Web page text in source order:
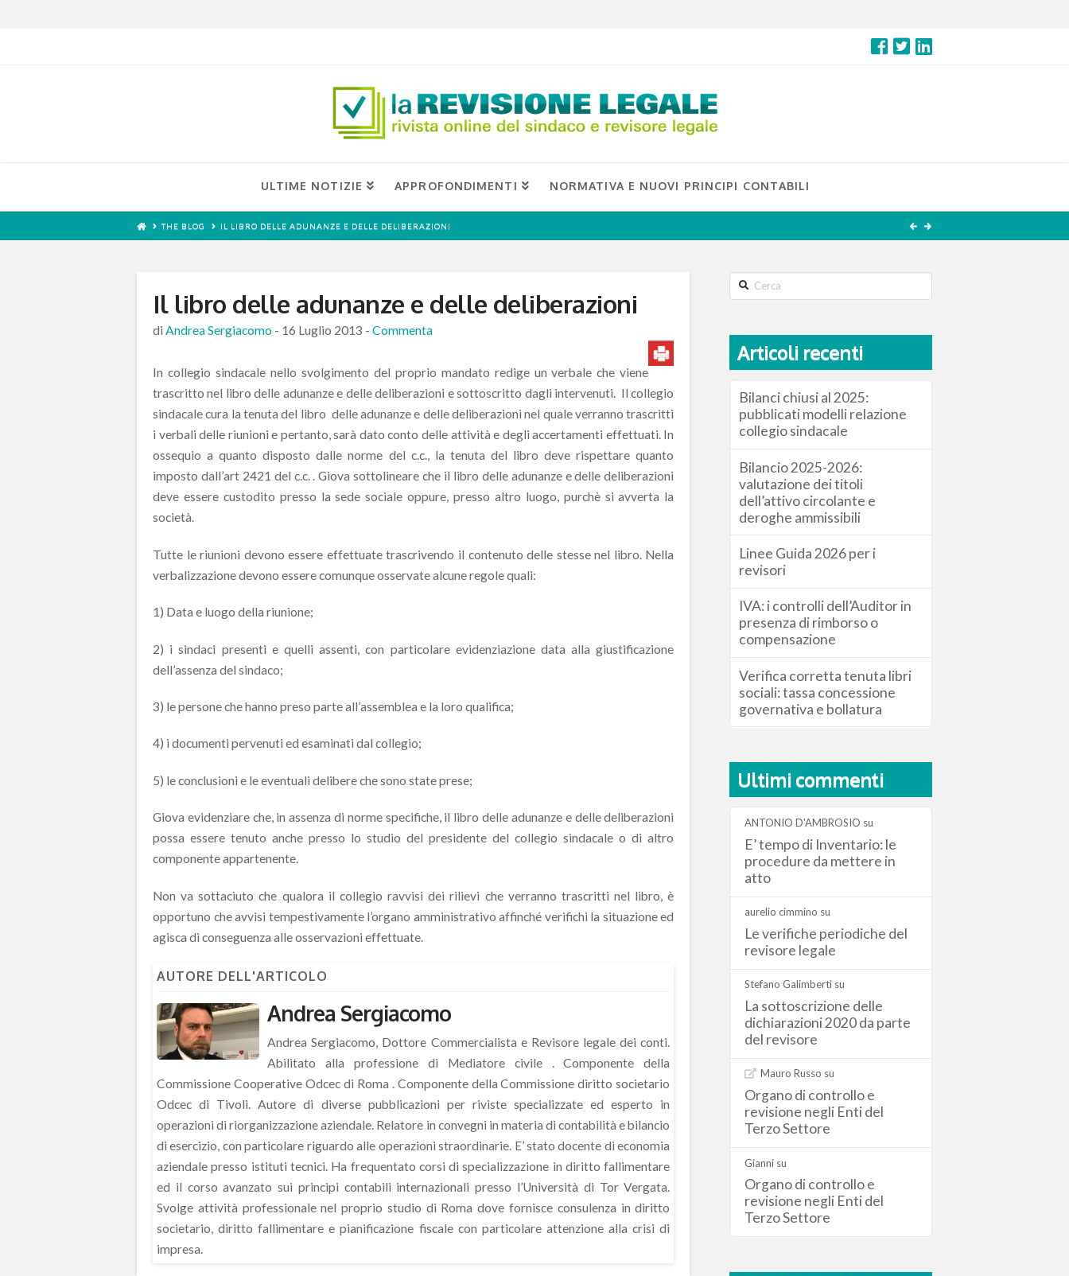
ULTIME NOTIZIE APPROFONDIMENTI NORMATIVA E NUOVI PRINCIPI CONTABILI
THE BLOG IL LIBRO DELLE ADUNANZE E DELLE DELIBERAZIONI
Il libro delle adunanze e delle deliberazioni
di Andrea Sergiacomo - 16 Luglio 2013 - Commenta
In collegio sindacale nello svolgimento del proprio mandato redige un verbale che viene
trascritto nel libro delle adunanze e delle deliberazioni e sottoscritto dagli intervenuti. Il collegio
sindacale cura la tenuta del libro delle adunanze e delle deliberazioni nel quale verranno trascritti
i verbali delle riunioni e pertanto, sarà dato conto delle attività e degli accertamenti effettuati. In
ossequio a quanto disposto dalle norme del c.c., la tenuta del libro deve rispettare quanto
imposto dall’art 2421 del c.c. . Giova sottolineare che il libro delle adunanze e delle deliberazioni
deve essere custodito presso la sede sociale oppure, presso altro luogo, purchè si avverta la
società.
Tutte le riunioni devono essere effettuate trascrivendo il contenuto delle stesse nel libro. Nella
verbalizzazione devono essere comunque osservate alcune regole quali:
1) Data e luogo della riunione;
2) i sindaci presenti e quelli assenti, con particolare evidenziazione data alla giustificazione
dell’assenza del sindaco;
3) le persone che hanno preso parte all’assemblea e la loro qualifica;
4) i documenti pervenuti ed esaminati dal collegio;
5) le conclusioni e le eventuali delibere che sono state prese;
Giova evidenziare che, in assenza di norme specifiche, il libro delle adunanze e delle deliberazioni
possa essere tenuto anche presso lo studio del presidente del collegio sindacale o di altro
componente appartenente.
Non va sottaciuto che qualora il collegio ravvisi dei rilievi che verranno trascritti nel libro, è
opportuno che avvisi tempestivamente l’organo amministrativo affinché verifichi la situazione ed
agisca di conseguenza alle osservazioni effettuate.
AUTORE DELL'ARTICOLO
Andrea Sergiacomo
Andrea Sergiacomo, Dottore Commercialista e Revisore legale dei conti.
Abilitato alla professione di Mediatore civile . Componente della
Commissione Cooperative Odcec di Roma . Componente della Commissione diritto societario
Odcec di Tivoli. Autore di diverse pubblicazioni per riviste specializzate ed esperto in
operazioni di riorganizzazione aziendale. Relatore in convegni in materia di contabilità e bilancio
di esercizio, con particolare riguardo alle operazioni straordinarie. E’ stato docente di economia
aziendale presso istituti tecnici. Ha frequentato corsi di specializzazione in diritto fallimentare
ed il corso avanzato sui principi contabili internazionali presso l’Università di Tor Vergata.
Svolge attività professionale nel proprio studio di Roma dove fornisce consulenza in diritto
societario, diritto fallimentare e pianificazione fiscale con particolare attenzione alla crisi di
impresa.
Search
Articoli recenti
Bilanci chiusi al 2025:
pubblicati modelli relazione
collegio sindacale
Bilancio 2025-2026:
valutazione dei titoli
dell’attivo circolante e
deroghe ammissibili
Linee Guida 2026 per i
revisori
IVA: i controlli dell’Auditor in
presenza di rimborso o
compensazione
Verifica corretta tenuta libri
sociali: tassa concessione
governativa e bollatura
Ultimi commenti
ANTONIO D'AMBROSIO su
E’ tempo di Inventario: le
procedure da mettere in
atto
aurelio cimmino su
Le verifiche periodiche del
revisore legale
Stefano Galimbertisu
La sottoscrizione delle
dichiarazioni 2020 da parte
del revisore
Mauro Russo su
Organo di controllo e
revisione negli Enti del
Terzo Settore
Giannisu
Organo di controllo e
revisione negli Enti del
Terzo Settore